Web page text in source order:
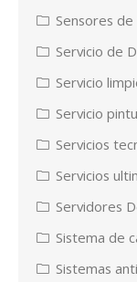
Sensores de
Servicio de
Servicio
Servicio
Servicios
Servicios
Servidores
Sistema de
Sistemas